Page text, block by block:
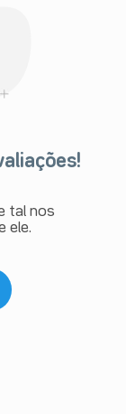
tal nos
ele.